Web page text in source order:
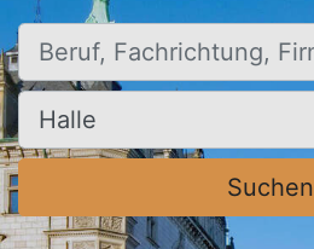
Beruf, Fachrichtung, Firma
Ort, Stadt
Suchen